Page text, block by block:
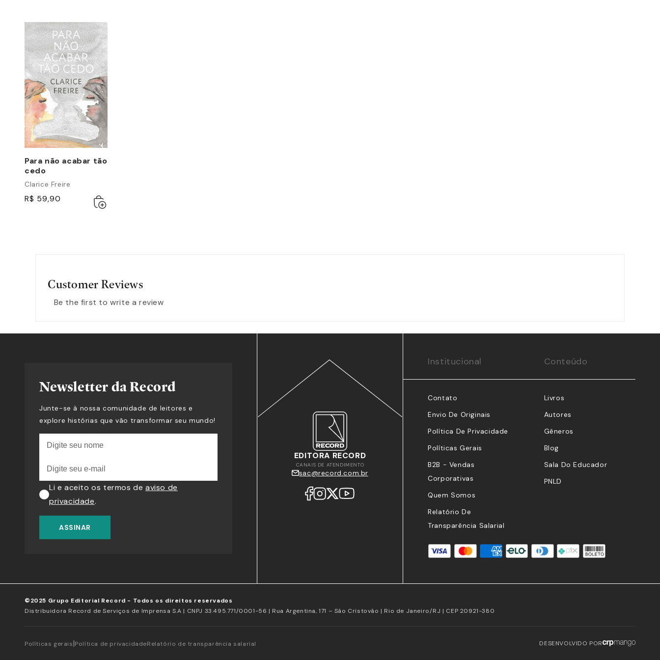
Para não acabar tão
cedo
Clarice Freire
R$ 59,90
Adicionar
ao
Esgotado
Customer Reviews
Be the first to write a review
Newsletter da Record
Junte-se à nossa comunidade de leitores e
explore histórias que vão transformar seu mundo!
Li e aceito os termos deaviso de
privacidade.
ASSINAR
EDITORA RECORD
CANAIS DE ATENDIMENTO
sac@record.com.br
Institucional Conteúdo
Contato
Envio De Originais
Política De Privacidade
Políticas Gerais
B2B - Vendas
Corporativas
Quem Somos
Relatório De
Transparência Salarial
Livros
Autores
Gêneros
Blog
Sala Do Educador
PNLD
©2025 Grupo Editorial Record - Todos os direitos reservados
Distribuidora Record de Serviços de Imprensa S.A | CNPJ 33.495.771/0001-56 | Rua Argentina, 171 – São Cristovão | Rio de Janeiro/RJ | CEP 20921-380
Políticas gerais|Política de privacidadeRelatório de transparência salarial DESENVOLVIDO POR